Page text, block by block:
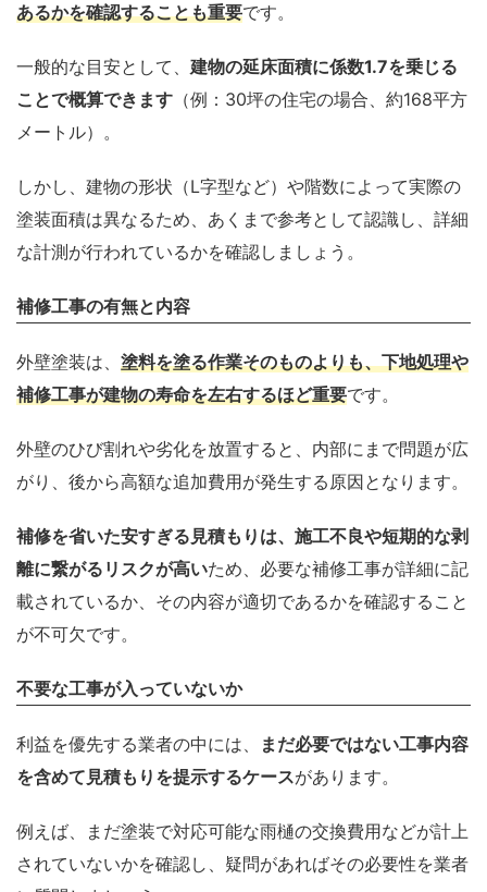
あるかを確認することも重要です。
一般的な目安として、 建物の延床面積に係数1.7を乗じる
ことで概算できます （例：30坪の住宅の場合、約168平方
メートル）。
しかし、建物の形状（L字型など）や階数によって実際の
塗装面積は異なるため、あくまで参考として認識し、詳細
な計測が行われているかを確認しましょう。
補修工事の有無と内容
外壁塗装は、 塗料を塗る作業そのものよりも、下地処理や
補修工事が建物の寿命を左右するほど重要です。
外壁のひび割れや劣化を放置すると、内部にまで問題が広
がり、後から高額な追加費用が発生する原因となります。
補修を省いた安すぎる見積もりは、施工不良や短期的な剥
離に繋がるリスクが高いため、必要な補修工事が詳細に記
載されているか、その内容が適切であるかを確認すること
が不可欠です。
不要な工事が入っていないか
利益を優先する業者の中には、
まだ必要ではない工事内容
を含めて見積もりを提示するケースがあります。
例えば、まだ塗装で対応可能な雨樋の交換費用などが計上
されていないかを確認し、疑問があればその必要性を業者